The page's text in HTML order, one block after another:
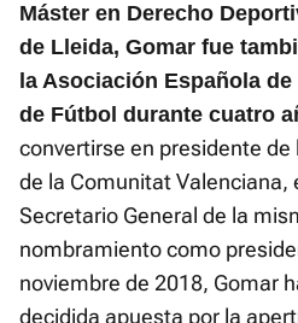
Máster en Derecho
de Lleida, Gomar fue
la Asociación Española
de Fútbol durante cuatro
convertirse en presidente de
de la Comunitat Valenciana,
Secretario General de la
nombramiento como
noviembre de 2018, Gomar
decidida apuesta por la